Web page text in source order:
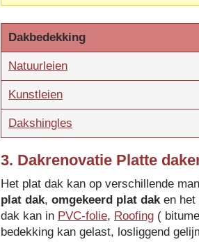
Dakbedekking
Natuurleien
Kunstleien
Dakshingles
3. Dakrenovatie Platte
Het plat dak kan op verschillende
plat dak, omgekeerd plat daken het
dak kan in PVC-folie, Roofing (
bedekking kan gelast, losliggend